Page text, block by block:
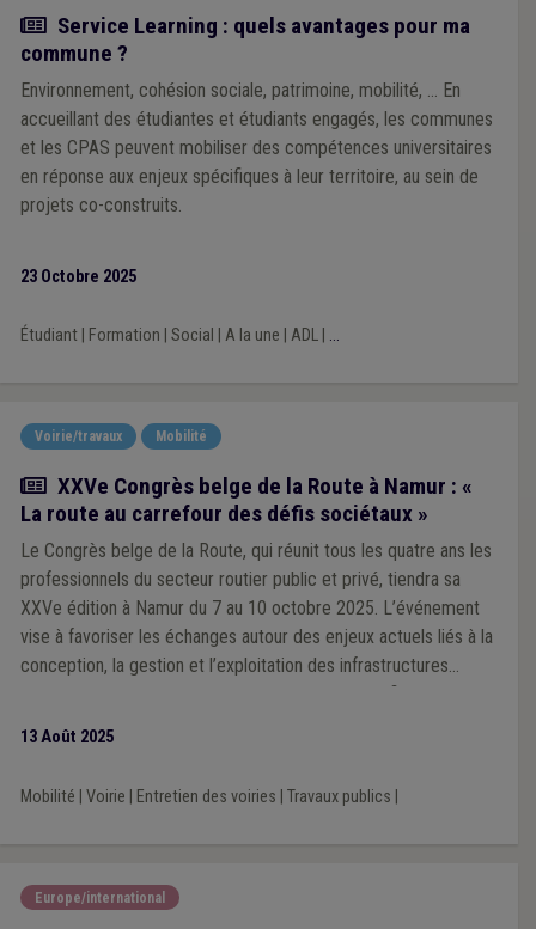
Actualité
Service Learning : quels avantages pour ma
commune ?
Environnement, cohésion sociale, patrimoine, mobilité, ... En
accueillant des étudiantes et étudiants engagés, les communes
et les CPAS peuvent mobiliser des compétences universitaires
en réponse aux enjeux spécifiques à leur territoire, au sein de
projets co-construits.
23 Octobre 2025
Étudiant| Formation Social A la une ADL| ...
Voirie/travaux Mobilité
Actualité
XXVe Congrès belge de la Route à Namur : «
La route au carrefour des défis sociétaux »
Le Congrès belge de la Route, qui réunit tous les quatre ans les
professionnels du secteur routier public et privé, tiendra sa
XXVe édition à Namur du 7 au 10 octobre 2025. L’événement
vise à favoriser les échanges autour des enjeux actuels liés à la
conception, la gestion et l’exploitation des infrastructures
routières. Cette édition mettra l’accent sur les défis sociétaux
13 Août 2025
Mobilité Voirie Entretien des voiries Travaux publics
Europe/international